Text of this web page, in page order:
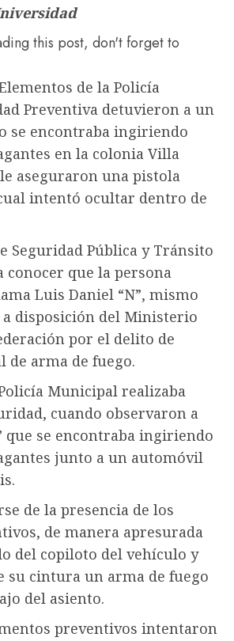
this post, don't forget to
de la Policía
Preventiva detuvieron a un
se encontraba ingiriendo
en la colonia Villa
aseguraron una pistola
intentó ocultar dentro de
Seguridad Pública y Tránsito
conocer que la persona
Luis Daniel “N”, mismo
a disposición del Ministerio
por el delito de
de arma de fuego.
Municipal realizaba
cuando observaron a
que se encontraba ingiriendo
junto a un automóvil
de la presencia de los
de manera apresurada
del copiloto del vehículo y
su cintura un arma de fuego
del asiento.
preventivos intentaron